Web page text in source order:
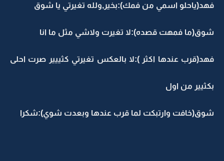
فهد(ياحلو اسمي من فمك):بخير,ولله تغيرتي يا شوق
شوق(ما فمهت قصده):لا تغيرت ولاشي مثل ما انا
فهد(قرب عندها اكثر ):لا بالعكس تغيرتي كثييير صرت احلى
بكثيير من اول
شوق(خافت وارتبكت لما قرب عندها وبعدت شوي):شكرا